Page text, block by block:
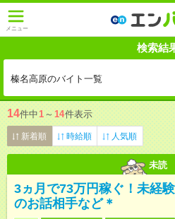
メニュー
検索結
榛名高原のバイト一覧
14件中1 ～ 14件表示
新着順 時給順 人気順
未読
3ヵ月で73万円稼ぐ！未経
のお話相手など＊